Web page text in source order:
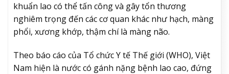
khuẩn lao có thể tấn công và gây tổn thương
nghiêm trọng đến các cơ quan khác như hạch, màng
phổi, xương khớp, thậm chí là màng não.
Theo báo cáo của Tổ chức Y tế Thế giới (WHO), Việt
Nam hiện là nước có gánh nặng bệnh lao cao, đứng